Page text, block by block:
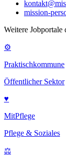
mission-
Weitere Jobportale
⚙
Praktischkommune
Öffentlicher Sektor
♥
MitPflege
Pflege & Soziales
⚖